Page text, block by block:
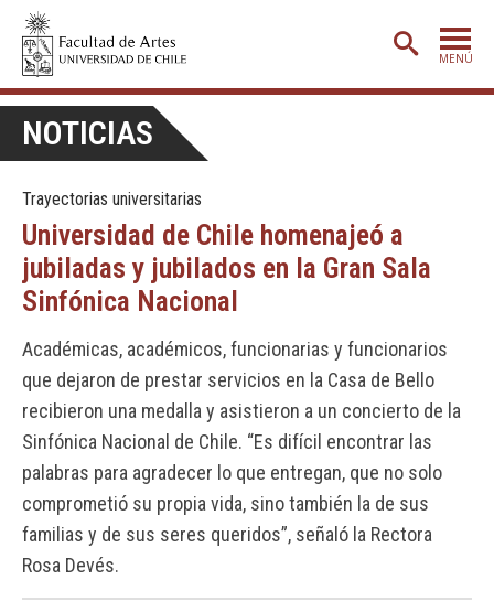
MENÚ
ADMISIÓN
ETAPA BÁSICA
CARRERAS
POSTGRADO
CREACIÓNE INVESTIGACIÓN
BIBLIOTECA
DEPARTAMENTOS
FACULTAD
Estudiantes
Académicas/os Egresadas/os
NOTICIAS
Trayectorias universitarias
Universidad de Chile homenajeó a
jubiladas y jubilados en la Gran Sala
Sinfónica Nacional
Académicas, académicos, funcionarias y funcionarios
que dejaron de prestar servicios en la Casa de Bello
recibieron una medalla y asistieron a un concierto de la
Sinfónica Nacional de Chile. “Es difícil encontrar las
palabras para agradecer lo que entregan, que no solo
comprometió su propia vida, sino también la de sus
familias y de sus seres queridos”, señaló la Rectora
Rosa Devés.